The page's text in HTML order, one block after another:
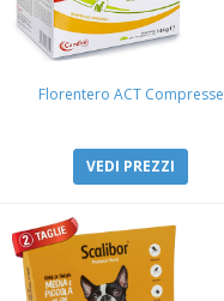
Florentero ACT Compresse
VEDI PREZZI